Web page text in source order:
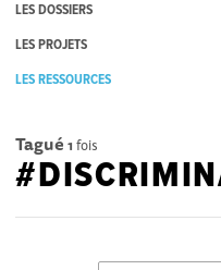
LES DOSSIERS
LES PROJETS
LES RESSOURCES
Tagué 1 fois